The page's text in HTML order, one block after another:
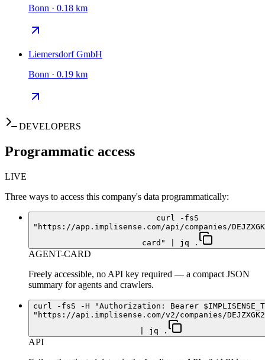
Bonn · 0.18 km
Liemersdorf GmbH
Bonn · 0.19 km
DEVELOPERS
Programmatic access
LIVE
Three ways to access this company's data programmatically:
curl -fsS
"https://app.implisense.com/api/companies/
card" | jq .
AGENT-CARD
Freely accessible, no API key required — a compact JSON
summary for agents and crawlers.
curl -fsS -H "Authorization: Bearer
"https://api.implisense.com/v2/companies/
| jq .
API